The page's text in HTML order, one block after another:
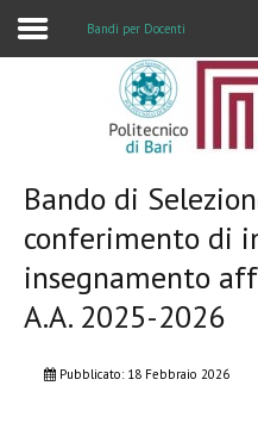
Bandi per Docenti
Bando di
conferimento di
insegnamento
A.A. 2025-2026
Pubblicato: 18 Febbraio 2026